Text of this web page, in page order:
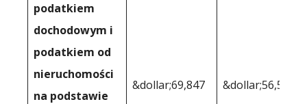
podatkiem
dochodowym i
podatkiem od
nieruchomości
na podstawie
&dollar;69,847 &dollar;56,576